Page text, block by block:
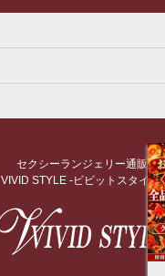
セクシーランジェリー通販
VIVID STYLE -ビビットスタイル-